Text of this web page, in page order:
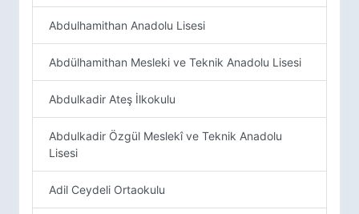
Abdulhamithan Anadolu Lisesi
Abdülhamithan Mesleki ve Teknik Anadolu Lisesi
Abdulkadir Ateş İlkokulu
Abdulkadir Özgül Meslekî ve Teknik Anadolu
Lisesi
Adil Ceydeli Ortaokulu